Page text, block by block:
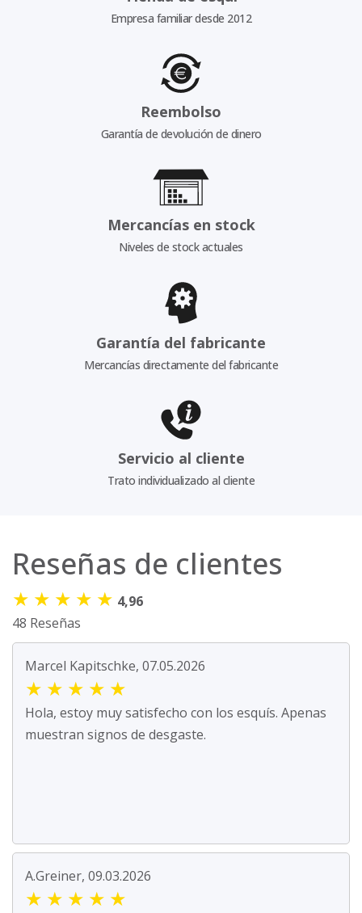
Empresa familiar desde 2012
Reembolso
Garantía de devolución de dinero
Mercancías en stock
Niveles de stock actuales
Garantía del fabricante
Mercancías directamente del fabricante
Servicio al cliente
Trato individualizado al cliente
Reseñas de clientes
★ ★ ★ ★ ★ 4,96
48 Reseñas
Marcel Kapitschke, 07.05.2026
★ ★ ★ ★ ★
Hola, estoy muy satisfecho con los esquís. Apenas
muestran signos de desgaste.
A.Greiner, 09.03.2026
★ ★ ★ ★ ★